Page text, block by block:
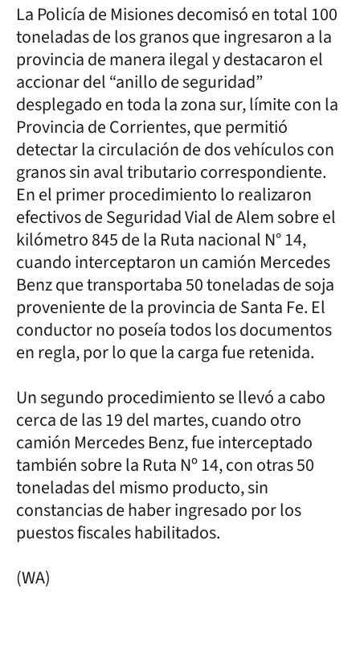
La Policía de Misiones decomisó en total 100
toneladas de los granos que ingresaron a la
provincia de manera ilegal y destacaron el
accionar del “anillo de seguridad”
desplegado en toda la zona sur, límite con la
Provincia de Corrientes, que permitió
detectar la circulación de dos vehículos con
granos sin aval tributario correspondiente.
En el primer procedimiento lo realizaron
efectivos de Seguridad Vial de Alem sobre el
kilómetro 845 de la Ruta nacional N° 14,
cuando interceptaron un camión Mercedes
Benz que transportaba 50 toneladas de soja
proveniente de la provincia de Santa Fe. El
conductor no poseía todos los documentos
en regla, por lo que la carga fue retenida.
Un segundo procedimiento se llevó a cabo
cerca de las 19 del martes, cuando otro
camión Mercedes Benz, fue interceptado
también sobre la Ruta Nº 14, con otras 50
toneladas del mismo producto, sin
constancias de haber ingresado por los
puestos fiscales habilitados.
(WA)